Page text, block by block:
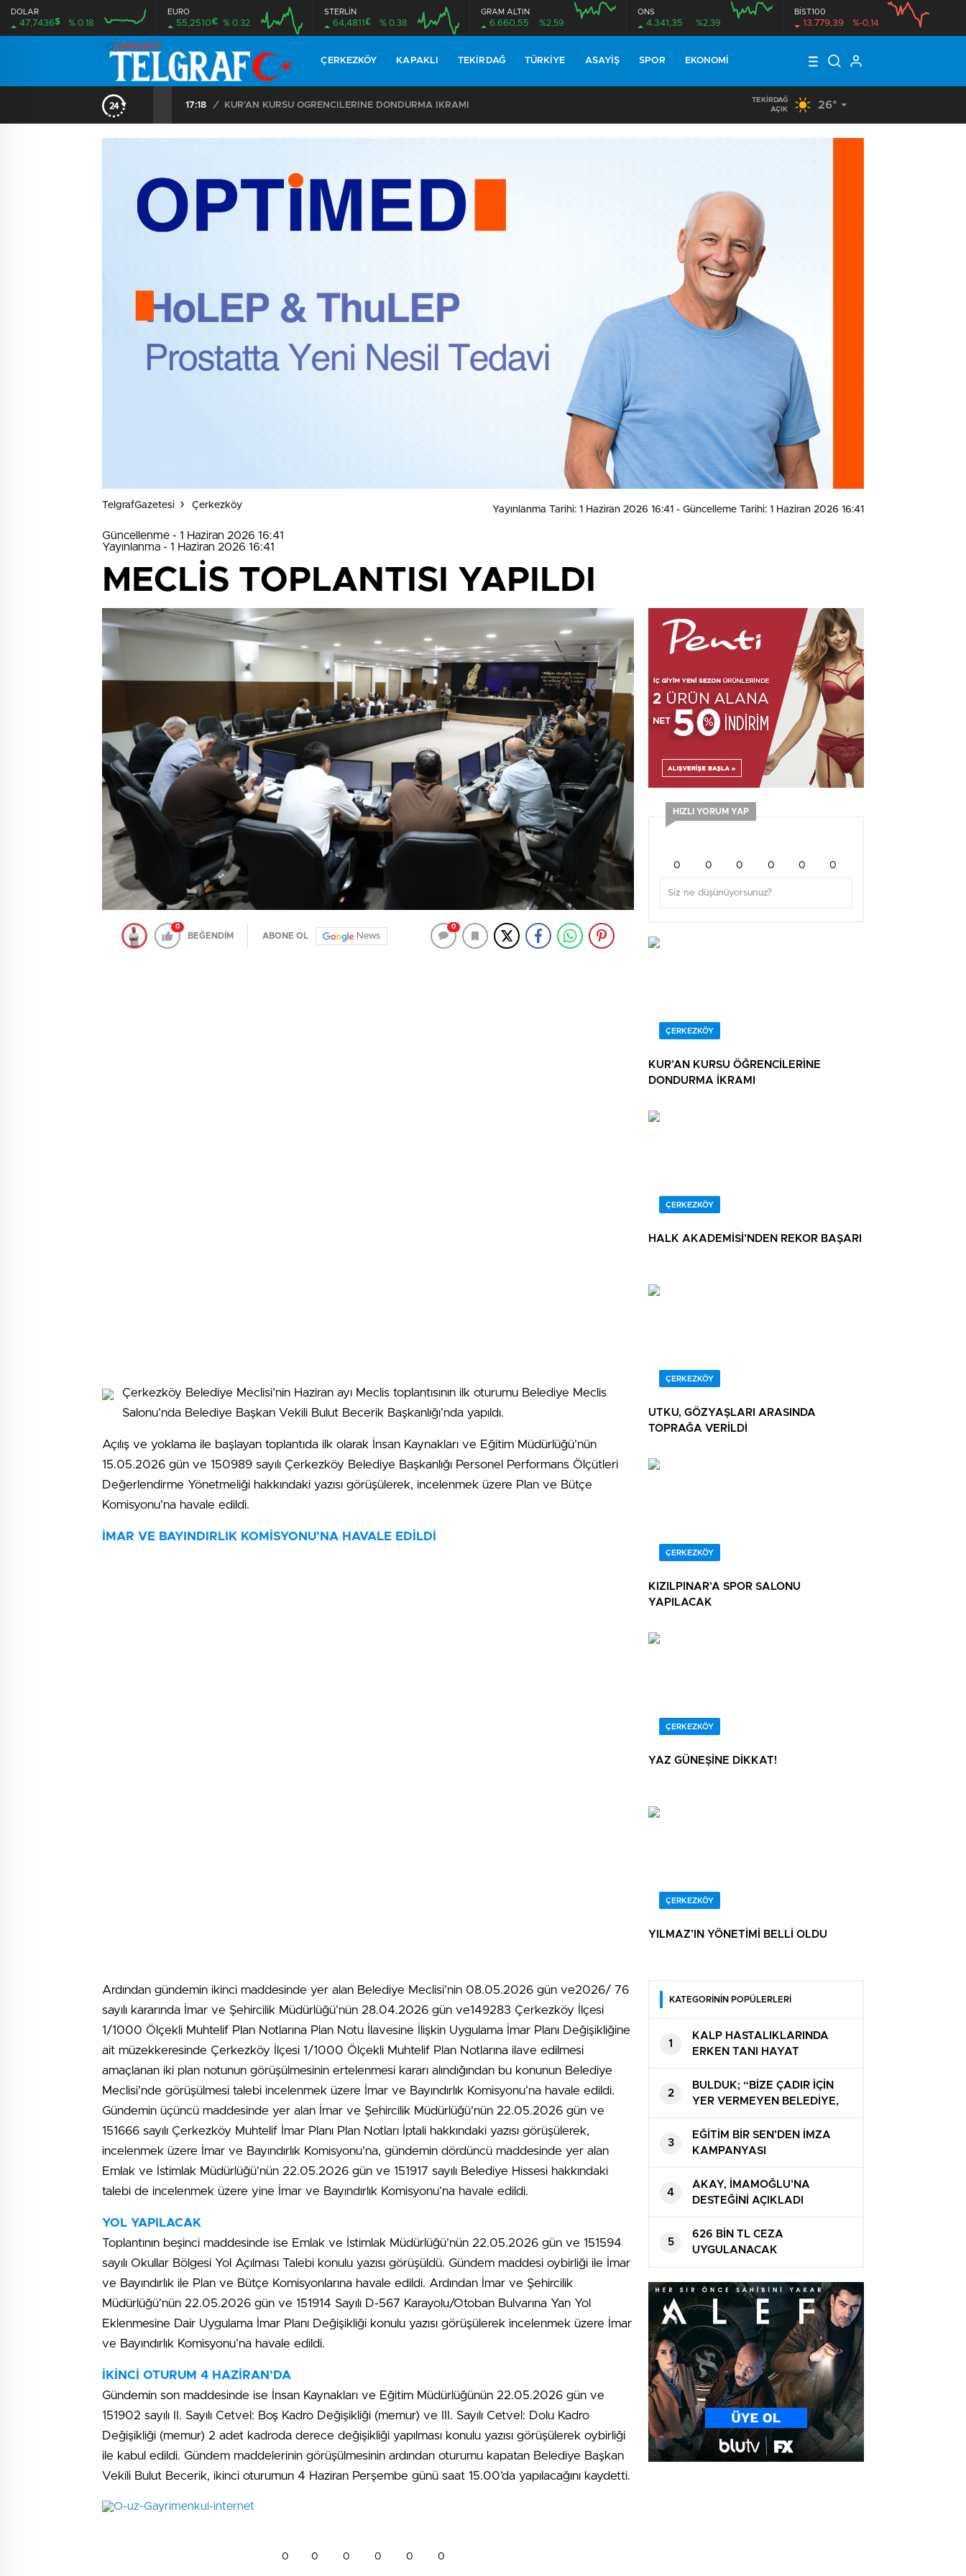
DOLAR
47,7436$ % 0.18
EURO
55,2510€ % 0.32
STERLİN
64,4811 £ % 0.38
GRAM ALTIN
6.660,55 %2,59
ONS
4.341,35 %2,39
BİST100
13.779,39 %-0,14
ÇERKEZKÖY KAPAKLI TEKIRDAĞ TÜRKIYE ASAYIŞ SPOR EKONOMI
17:18 / KUR’AN KURSU ÖĞRENCİLERİNE DONDURMA İKRAMI HALK AKADEMİSİ’NDEN REKOR BAŞARI
TEKIRDAĞ
AÇIK
26°
TelgrafGazetesi Çerkezköy Yayınlanma Tarihi: 1 Haziran 2026 16:41 - Güncelleme Tarihi: 1 Haziran 2026 16:41
Güncellenme - 1 Haziran 2026 16:41
Yayınlanma - 1 Haziran 2026 16:41
MECLİS TOPLANTISI YAPILDI
0
BEĞENDİM ABONE OL News
0
Çerkezköy Belediye Meclisi’nin Haziran ayı Meclis toplantısının ilk oturumu Belediye Meclis
Salonu’nda Belediye Başkan Vekili Bulut Becerik Başkanlığı’nda yapıldı.
Açılış ve yoklama ile başlayan toplantıda ilk olarak İnsan Kaynakları ve Eğitim Müdürlüğü’nün
15.05.2026 gün ve 150989 sayılı Çerkezköy Belediye Başkanlığı Personel Performans Ölçütleri
Değerlendirme Yönetmeliği hakkındaki yazısı görüşülerek, incelenmek üzere Plan ve Bütçe
Komisyonu’na havale edildi.
İMAR VE BAYINDIRLIK KOMİSYONU’NA HAVALE EDİLDİ
Ardından gündemin ikinci maddesinde yer alan Belediye Meclisi’nin 08.05.2026 gün ve2026/ 76
sayılı kararında İmar ve Şehircilik Müdürlüğü’nün 28.04.2026 gün ve149283 Çerkezköy İlçesi
1/1000 Ölçekli Muhtelif Plan Notlarına Plan Notu İlavesine İlişkin Uygulama İmar Planı Değişikliğine
ait müzekkeresinde Çerkezköy İlçesi 1/1000 Ölçekli Muhtelif Plan Notlarına ilave edilmesi
amaçlanan iki plan notunun görüşülmesinin ertelenmesi kararı alındığından bu konunun Belediye
Meclisi’nde görüşülmesi talebi incelenmek üzere İmar ve Bayındırlık Komisyonu’na havale edildi.
Gündemin üçüncü maddesinde yer alan İmar ve Şehircilik Müdürlüğü’nün 22.05.2026 gün ve
151666 sayılı Çerkezköy Muhtelif İmar Planı Plan Notları İptali hakkındaki yazısı görüşülerek,
incelenmek üzere İmar ve Bayındırlık Komisyonu’na, gündemin dördüncü maddesinde yer alan
Emlak ve İstimlak Müdürlüğü’nün 22.05.2026 gün ve 151917 sayılı Belediye Hissesi hakkındaki
talebi de incelenmek üzere yine İmar ve Bayındırlık Komisyonu’na havale edildi.
YOL YAPILACAK
Toplantının beşinci maddesinde ise Emlak ve İstimlak Müdürlüğü’nün 22.05.2026 gün ve 151594
sayılı Okullar Bölgesi Yol Açılması Talebi konulu yazısı görüşüldü. Gündem maddesi oybirliği ile İmar
ve Bayındırlık ile Plan ve Bütçe Komisyonlarına havale edildi. Ardından İmar ve Şehircilik
Müdürlüğü’nün 22.05.2026 gün ve 151914 Sayılı D-567 Karayolu/Otoban Bulvarına Yan Yol
Eklenmesine Dair Uygulama İmar Planı Değişikliği konulu yazısı görüşülerek incelenmek üzere İmar
ve Bayındırlık Komisyonu’na havale edildi.
İKİNCİ OTURUM 4 HAZİRAN’DA
Gündemin son maddesinde ise İnsan Kaynakları ve Eğitim Müdürlüğünün 22.05.2026 gün ve
151902 sayılı II. Sayılı Cetvel: Boş Kadro Değişikliği (memur) ve III. Sayılı Cetvel: Dolu Kadro
Değişikliği (memur) 2 adet kadroda derece değişikliği yapılması konulu yazısı görüşülerek oybirliği
ile kabul edildi. Gündem maddelerinin görüşülmesinin ardından oturumu kapatan Belediye Başkan
Vekili Bulut Becerik, ikinci oturumun 4 Haziran Perşembe günü saat 15.00’da yapılacağını kaydetti.
0 0 0 0 0 0
HIZLI YORUM YAP
0 0 0 0 0 0
ÇERKEZKÖY
KUR’AN KURSU ÖĞRENCİLERİNE
DONDURMA İKRAMI
ÇERKEZKÖY
HALK AKADEMİSİ’NDEN REKOR BAŞARI
ÇERKEZKÖY
UTKU, GÖZYAŞLARI ARASINDA
TOPRAĞA VERİLDİ
ÇERKEZKÖY
KIZILPINAR’A SPOR SALONU
YAPILACAK
ÇERKEZKÖY
YAZ GÜNEŞİNE DİKKAT!
ÇERKEZKÖY
YILMAZ’IN YÖNETİMİ BELLİ OLDU
KATEGORİNİN POPÜLERLERİ
1
KALP HASTALIKLARINDA
ERKEN TANI HAYAT
KURTARIYOR
2
BULDUK; “BİZE ÇADIR İÇİN
YER VERMEYEN BELEDİYE,
CADDEYİ KAPATTI”
3
EĞİTİM BİR SEN’DEN İMZA
KAMPANYASI
4
AKAY, İMAMOĞLU’NA
DESTEĞİNİ AÇIKLADI
5
626 BİN TL CEZA
UYGULANACAK